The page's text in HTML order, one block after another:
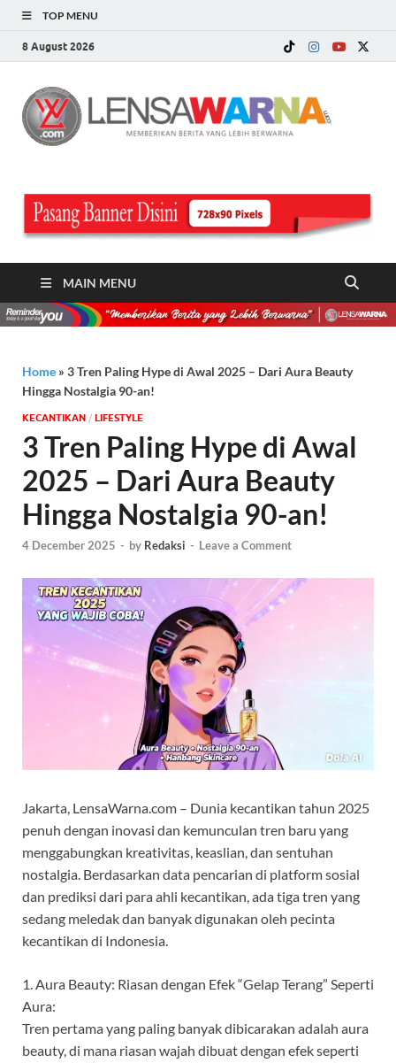
TOP MENU
8 August 2026
MAIN MENU
Home » 3 Tren Paling Hype di Awal 2025 – Dari Aura Beauty
Hingga Nostalgia 90-an!
KECANTIKAN / ‎LIFESTYLE
3 Tren Paling Hype di Awal
2025 – Dari Aura Beauty
Hingga Nostalgia 90-an!
4 December 2025 - by Redaksi - Leave a Comment
Jakarta, LensaWarna.com – Dunia kecantikan tahun 2025
penuh dengan inovasi dan kemunculan tren baru yang
menggabungkan kreativitas, keaslian, dan sentuhan
nostalgia. Berdasarkan data pencarian di platform sosial
dan prediksi dari para ahli kecantikan, ada tiga tren yang
sedang meledak dan banyak digunakan oleh pecinta
kecantikan di Indonesia.
1. Aura Beauty: Riasan dengan Efek “Gelap Terang” Seperti
Aura:
Tren pertama yang paling banyak dibicarakan adalah aura
beauty, di mana riasan wajah dibuat dengan efek seperti